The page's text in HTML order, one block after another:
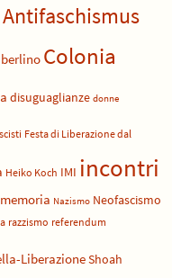
Antifaschismus
berlino Colonia
disuguaglianze donne
Festa di Liberazione dal
Heiko Koch IMI incontri
memoria Nazismo Neofascismo
razzismo referendum
LiberazioneShoah